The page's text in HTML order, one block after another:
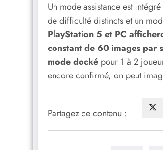
Un mode assistance est
de difficulté distincts et un
PlayStation 5 et PC
constant de 60 images par
mode docké pour 1 à 2
encore confirmé, on peut
Partagez ce contenu :